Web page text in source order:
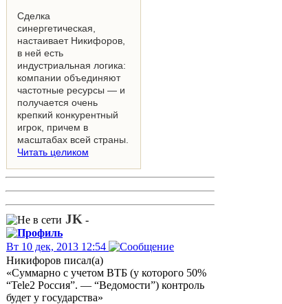
Сделка
синергетическая,
настаивает Никифоров,
в ней есть
индустриальная логика:
компании объединяют
частотные ресурсы — и
получается очень
крепкий конкурентный
игрок, причем в
масштабах всей страны.
Читать целиком
JK -
Вт 10 дек, 2013 12:54
Никифоров писал(а)
«Суммарно с учетом ВТБ (у которого 50%
“Tele2 Россия”. — “Ведомости”) контроль
будет у государства»